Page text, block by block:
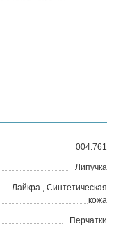
004.761
Липучка
Лайкра , Синтетическая
кожа
Перчатки